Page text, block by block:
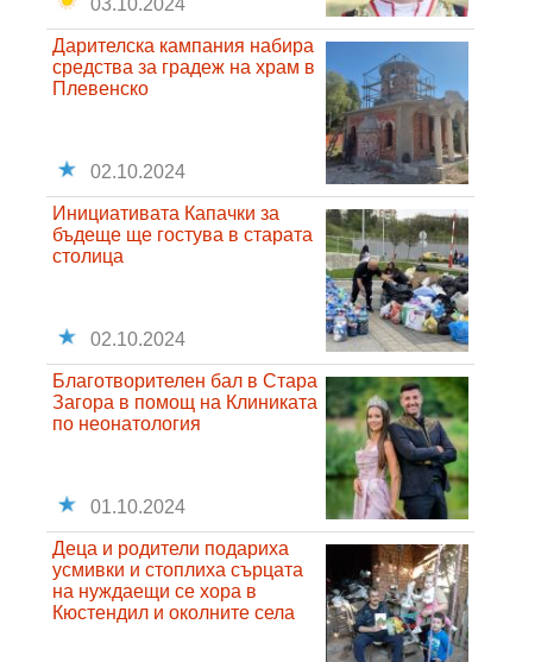
03.10.2024
Дарителска кампания набира
средства за градеж на храм в
Плевенско
02.10.2024
Инициативата Капачки за
бъдеще ще гостува в старата
столица
02.10.2024
Благотворителен бал в Стара
Загора в помощ на Клиниката
по неонатология
01.10.2024
Деца и родители подариха
усмивки и стоплиха сърцата
на нуждаещи се хора в
Кюстендил и околните села